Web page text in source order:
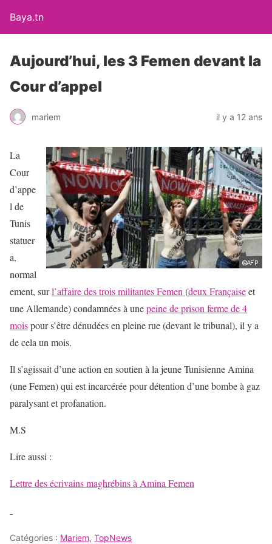
Baya.tn
Aujourd’hui, les 3 Femen devant la
Cour d’appel
mariem il y a 12 ans
La
Cour
d’appe
l de
Tunis
statuer
a,
normal
ement, surl’affaire des trois militantes Femen (deux Françaiseet
une Allemande) condamnées à unepeine de prison ferme de 4
moispour s’être dénudées en pleine rue (devant le tribunal), il y a
de cela un mois.
Il s’agissait d’une action en soutien à la jeune Tunisienne Amina
(une Femen) qui est incarcérée pour détention d’une bombe à gaz
paralysant et profanation.
M.S
Lire aussi :
Lettre des écrivains maghrébins à Amina Femen
Catégories : Mariem, TopNews